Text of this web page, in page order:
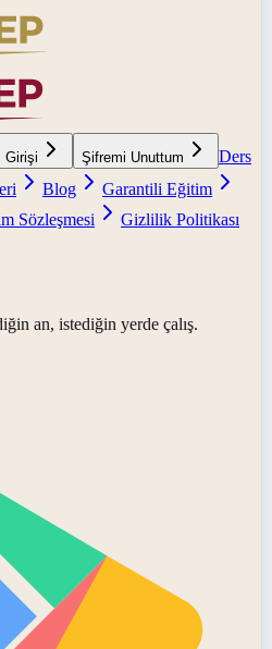
Girişi Şifremi Unuttum
Ders
Blog
Garantili Eğitim
Sözleşmesi
Gizlilik Politikası
an, istediğin yerde çalış.